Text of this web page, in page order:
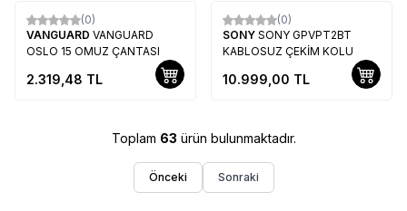
(0)
VANGUARD VANGUARD
OSLO 15 OMUZ ÇANTASI
2.319,48 TL
Yeni
(0)
SONY SONY GPVPT2BT
KABLOSUZ ÇEKİM KOLU
10.999,00 TL
Toplam 63 ürün bulunmaktadır.
Önceki Sonraki